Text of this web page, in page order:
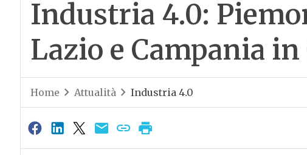
Industria 4.0:
Lazio e Campania
Home Attualità Industria 4.0